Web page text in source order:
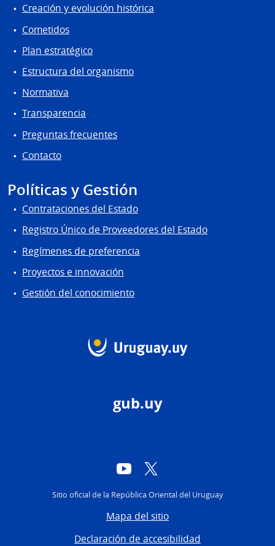
Creación y evolución histórica
Cometidos
Plan estratégico
Estructura del organismo
Normativa
Transparencia
Preguntas frecuentes
Contacto
Políticas y Gestión
Contrataciones del Estado
Registro Único de Proveedores del Estado
Regímenes de preferencia
Proyectos e innovación
Gestión del conocimiento
gub.uy
YouTube
Sitio oficial de la República Oriental del Uruguay
Mapa del sitio
Declaración de accesibilidad